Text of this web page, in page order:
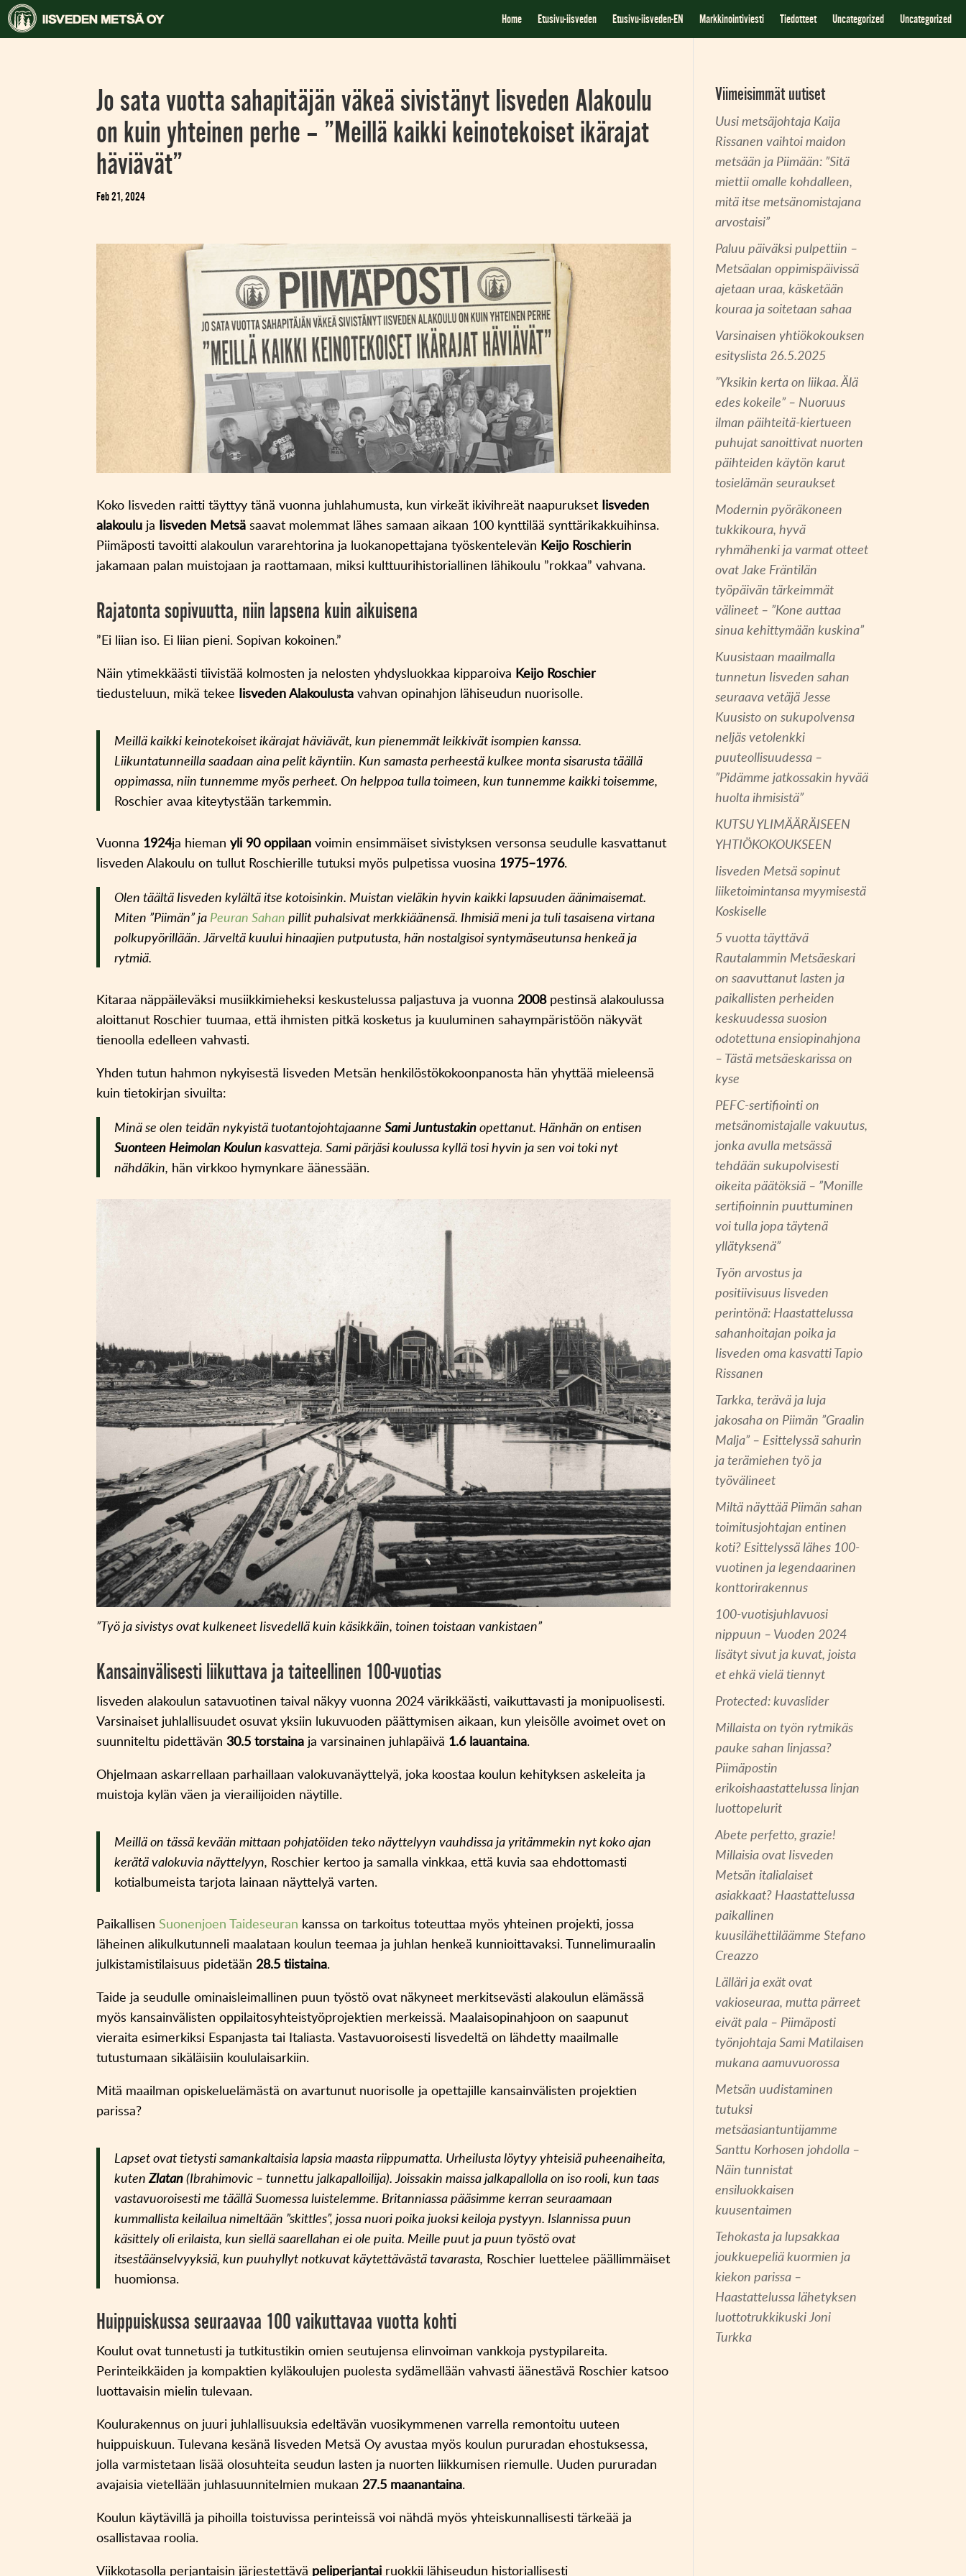
Home Etusivu-iisveden Etusivu-iisveden-EN Markkinointiviesti Tiedotteet Uncategorized Uncategorized
Jo sata vuotta sahapitäjän väkeä sivistänyt Iisveden Alakoulu
on kuin yhteinen perhe – ”Meillä kaikki keinotekoiset ikärajat
häviävät”
Feb 21, 2024
Koko Iisveden raitti täyttyy tänä vuonna juhlahumusta, kun virkeät ikivihreät naapurukset Iisveden
alakoulu ja Iisveden Metsä saavat molemmat lähes samaan aikaan 100 kynttilää synttärikakkuihinsa.
Piimäposti tavoitti alakoulun vararehtorina ja luokanopettajana työskentelevän Keijo Roschierin
jakamaan palan muistojaan ja raottamaan, miksi kulttuurihistoriallinen lähikoulu ”rokkaa” vahvana.
Rajatonta sopivuutta, niin lapsena kuin aikuisena
”Ei liian iso. Ei liian pieni. Sopivan kokoinen.”
Näin ytimekkäästi tiivistää kolmosten ja nelosten yhdysluokkaa kipparoiva Keijo Roschier
tiedusteluun, mikä tekee Iisveden Alakoulusta vahvan opinahjon lähiseudun nuorisolle.
Meillä kaikki keinotekoiset ikärajat häviävät, kun pienemmät leikkivät isompien kanssa.
Liikuntatunneilla saadaan aina pelit käyntiin. Kun samasta perheestä kulkee monta sisarusta täällä
oppimassa, niin tunnemme myös perheet. On helppoa tulla toimeen, kun tunnemme kaikki toisemme,
Roschier avaa kiteytystään tarkemmin.
Vuonna 1924ja hiemanyli 90 oppilaan voimin ensimmäiset sivistyksen versonsa seudulle kasvattanut
Iisveden Alakoulu on tullut Roschierille tutuksi myös pulpetissa vuosina 1975–1976.
Olen täältä Iisveden kylältä itse kotoisinkin. Muistan vieläkin hyvin kaikki lapsuuden äänimaisemat.
Miten ”Piimän” ja Peuran Sahanpillit puhalsivat merkkiäänensä. Ihmisiä meni ja tuli tasaisena virtana
polkupyörillään. Järveltä kuului hinaajien putputusta, hän nostalgisoi syntymäseutunsa henkeä ja
rytmiä.
Kitaraa näppäileväksi musiikkimieheksi keskustelussa paljastuva ja vuonna2008pestinsä alakoulussa
aloittanut Roschier tuumaa, että ihmisten pitkä kosketus ja kuuluminen sahaympäristöön näkyvät
tienoolla edelleen vahvasti.
Yhden tutun hahmon nykyisestä Iisveden Metsän henkilöstökokoonpanosta hän yhyttää mieleensä
kuin tietokirjan sivuilta:
Minä se olen teidän nykyistä tuotantojohtajaanneSami Juntustakinopettanut. Hänhän on entisen
Suonteen Heimolan Koulunkasvatteja. Sami pärjäsi koulussa kyllä tosi hyvin ja sen voi toki nyt
nähdäkin, hän virkkoo hymynkare äänessään.
”Työ ja sivistys ovat kulkeneet Iisvedellä kuin käsikkäin, toinen toistaan vankistaen”
Kansainvälisesti liikuttava ja taiteellinen 100-vuotias
Iisveden alakoulun satavuotinen taival näkyy vuonna 2024 värikkäästi, vaikuttavasti ja monipuolisesti.
Varsinaiset juhlallisuudet osuvat yksiin lukuvuoden päättymisen aikaan, kun yleisölle avoimet ovet on
suunniteltu pidettävän30.5 torstaina ja varsinainen juhlapäivä 1.6 lauantaina.
Ohjelmaan askarrellaan parhaillaan valokuvanäyttelyä, joka koostaa koulun kehityksen askeleita ja
muistoja kylän väen ja vierailijoiden näytille.
Meillä on tässä kevään mittaan pohjatöiden teko näyttelyyn vauhdissa ja yritämmekin nyt koko ajan
kerätä valokuvia näyttelyyn, Roschier kertoo ja samalla vinkkaa, että kuvia saa ehdottomasti
kotialbumeista tarjota lainaan näyttelyä varten.
Paikallisen Suonenjoen Taideseuran kanssa on tarkoitus toteuttaa myös yhteinen projekti, jossa
läheinen alikulkutunneli maalataan koulun teemaa ja juhlan henkeä kunnioittavaksi. Tunnelimuraalin
julkistamistilaisuus pidetään28.5 tiistaina.
Taide ja seudulle ominaisleimallinen puun työstö ovat näkyneet merkitsevästi alakoulun elämässä
myös kansainvälisten oppilaitosyhteistyöprojektien merkeissä. Maalaisopinahjoon on saapunut
vieraita esimerkiksi Espanjasta tai Italiasta. Vastavuoroisesti Iisvedeltä on lähdetty maailmalle
tutustumaan sikäläisiin koululaisarkiin.
Mitä maailman opiskeluelämästä on avartunut nuorisolle ja opettajille kansainvälisten projektien
parissa?
Lapset ovat tietysti samankaltaisia lapsia maasta riippumatta. Urheilusta löytyy yhteisiä puheenaiheita,
kutenZlatan(Ibrahimovic – tunnettu jalkapalloilija). Joissakin maissa jalkapallolla on iso rooli, kun taas
vastavuoroisesti me täällä Suomessa luistelemme. Britanniassa pääsimme kerran seuraamaan
kummallista keilailua nimeltään ”skittles”, jossa nuori poika juoksi keiloja pystyyn. Islannissa puun
käsittely oli erilaista, kun siellä saarellahan ei ole puita. Meille puut ja puun työstö ovat
itsestäänselvyyksiä, kun puuhyllyt notkuvat käytettävästä tavarasta, Roschier luettelee päällimmäiset
huomionsa.
Huippuiskussa seuraavaa 100 vaikuttavaa vuotta kohti
Koulut ovat tunnetusti ja tutkitustikin omien seutujensa elinvoiman vankkoja pystypilareita.
Perinteikkäiden ja kompaktien kyläkoulujen puolesta sydämellään vahvasti äänestävä Roschier katsoo
luottavaisin mielin tulevaan.
Koulurakennus on juuri juhlallisuuksia edeltävän vuosikymmenen varrella remontoitu uuteen
huippuiskuun. Tulevana kesänä Iisveden Metsä Oy avustaa myös koulun pururadan ehostuksessa,
jolla varmistetaan lisää olosuhteita seudun lasten ja nuorten liikkumisen riemulle. Uuden pururadan
avajaisia vietellään juhlasuunnitelmien mukaan27.5 maanantaina.
Koulun käytävillä ja pihoilla toistuvissa perinteissä voi nähdä myös yhteiskunnallisesti tärkeää ja
osallistavaa roolia.
Viikkotasolla perjantaisin järjestettävä peliperjantai ruokkii lähiseudun historiallisesti
Viimeisimmät uutiset
Uusi metsäjohtaja Kaija
Rissanen vaihtoi maidon
metsään ja Piimään: ”Sitä
miettii omalle kohdalleen,
mitä itse metsänomistajana
arvostaisi”
Paluu päiväksi pulpettiin –
Metsäalan oppimispäivissä
ajetaan uraa, käsketään
kouraa ja soitetaan sahaa
Varsinaisen yhtiökokouksen
esityslista 26.5.2025
”Yksikin kerta on liikaa. Älä
edes kokeile” – Nuoruus
ilman päihteitä-kiertueen
puhujat sanoittivat nuorten
päihteiden käytön karut
tosielämän seuraukset
Modernin pyöräkoneen
tukkikoura, hyvä
ryhmähenki ja varmat otteet
ovat Jake Fräntilän
työpäivän tärkeimmät
välineet – ”Kone auttaa
sinua kehittymään kuskina”
Kuusistaan maailmalla
tunnetun Iisveden sahan
seuraava vetäjä Jesse
Kuusisto on sukupolvensa
neljäs vetolenkki
puuteollisuudessa –
”Pidämme jatkossakin hyvää
huolta ihmisistä”
KUTSU YLIMÄÄRÄISEEN
YHTIÖKOKOUKSEEN
Iisveden Metsä sopinut
liiketoimintansa myymisestä
Koskiselle
5 vuotta täyttävä
Rautalammin Metsäeskari
on saavuttanut lasten ja
paikallisten perheiden
keskuudessa suosion
odotettuna ensiopinahjona
– Tästä metsäeskarissa on
kyse
PEFC-sertifiointi on
metsänomistajalle vakuutus,
jonka avulla metsässä
tehdään sukupolvisesti
oikeita päätöksiä – ”Monille
sertifioinnin puuttuminen
voi tulla jopa täytenä
yllätyksenä”
Työn arvostus ja
positiivisuus Iisveden
perintönä: Haastattelussa
sahanhoitajan poika ja
Iisveden oma kasvatti Tapio
Rissanen
Tarkka, terävä ja luja
jakosaha on Piimän ”Graalin
Malja” – Esittelyssä sahurin
ja terämiehen työ ja
työvälineet
Miltä näyttää Piimän sahan
toimitusjohtajan entinen
koti? Esittelyssä lähes 100-
vuotinen ja legendaarinen
konttorirakennus
100-vuotisjuhlavuosi
nippuun – Vuoden 2024
lisätyt sivut ja kuvat, joista
et ehkä vielä tiennyt
Protected: kuvaslider
Millaista on työn rytmikäs
pauke sahan linjassa?
Piimäpostin
erikoishaastattelussa linjan
luottopelurit
Abete perfetto, grazie!
Millaisia ovat Iisveden
Metsän italialaiset
asiakkaat? Haastattelussa
paikallinen
kuusilähettiläämme Stefano
Creazzo
Lälläri ja exät ovat
vakioseuraa, mutta pärreet
eivät pala – Piimäposti
työnjohtaja Sami Matilaisen
mukana aamuvuorossa
Metsän uudistaminen
tutuksi
metsäasiantuntijamme
Santtu Korhosen johdolla –
Näin tunnistat
ensiluokkaisen
kuusentaimen
Tehokasta ja lupsakkaa
joukkuepeliä kuormien ja
kiekon parissa –
Haastattelussa lähetyksen
luottotrukkikuski Joni
Turkka